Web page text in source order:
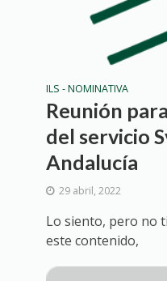
ILS - NOMINATIVA
Reunión
del servicio
Andalucía
29 abril, 2022
Lo siento, pero no
este contenido,